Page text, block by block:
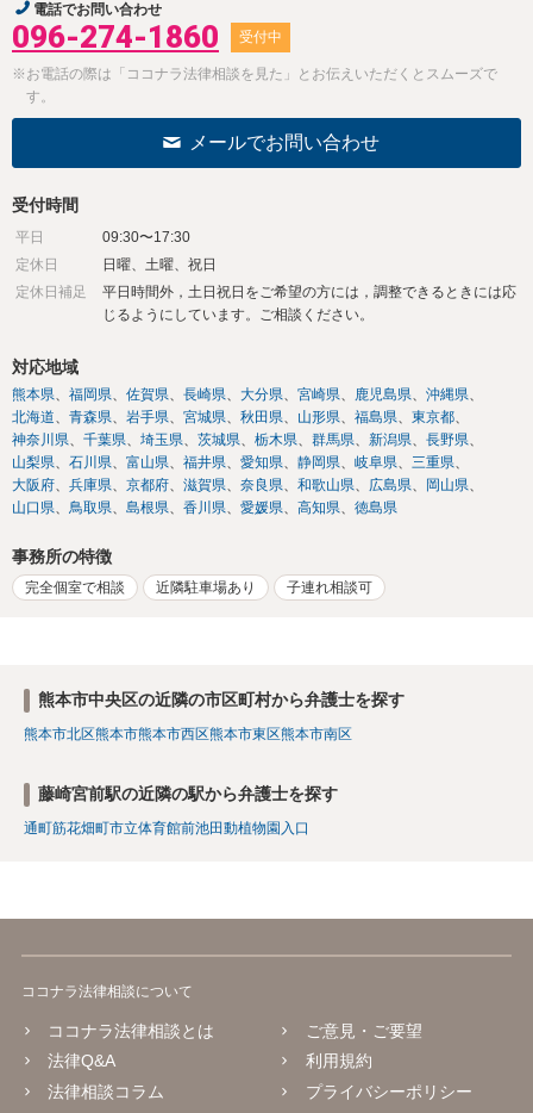
電話でお問い合わせ
096-274-1860 受付中
※お電話の際は「ココナラ法律相談を見た」とお伝えいただくとスムーズで
す。
メールでお問い合わせ
受付時間
平日
09:30〜17:30
定休日
日曜、土曜、祝日
定休日補足
平日時間外，土日祝日をご希望の方には，調整できるときには応
じるようにしています。ご相談ください。
対応地域
熊本県 福岡県 佐賀県 長崎県 大分県 宮崎県 鹿児島県
沖縄県
北海道
青森県 岩手県 宮城県 秋田県 山形県 福島県
東京都
神奈川県
千葉県 埼玉県 茨城県 栃木県 群馬県 新潟県
長野県
山梨県
石川県 富山県 福井県 愛知県 静岡県 岐阜県
三重県
大阪府
兵庫県 京都府 滋賀県 奈良県 和歌山県 広島県
岡山県
山口県
鳥取県 島根県 香川県 愛媛県 高知県 徳島県
事務所の特徴
完全個室で相談 近隣駐車場あり 子連れ相談可
熊本市中央区の近隣の市区町村から弁護士を探す
熊本市北区熊本市熊本市西区熊本市東区熊本市南区
藤崎宮前駅の近隣の駅から弁護士を探す
通町筋花畑町市立体育館前池田動植物園入口
ココナラ法律相談について
ココナラ法律相談とは
法律Q&A
法律相談コラム
ご意見・ご要望
利用規約
プライバシーポリシー